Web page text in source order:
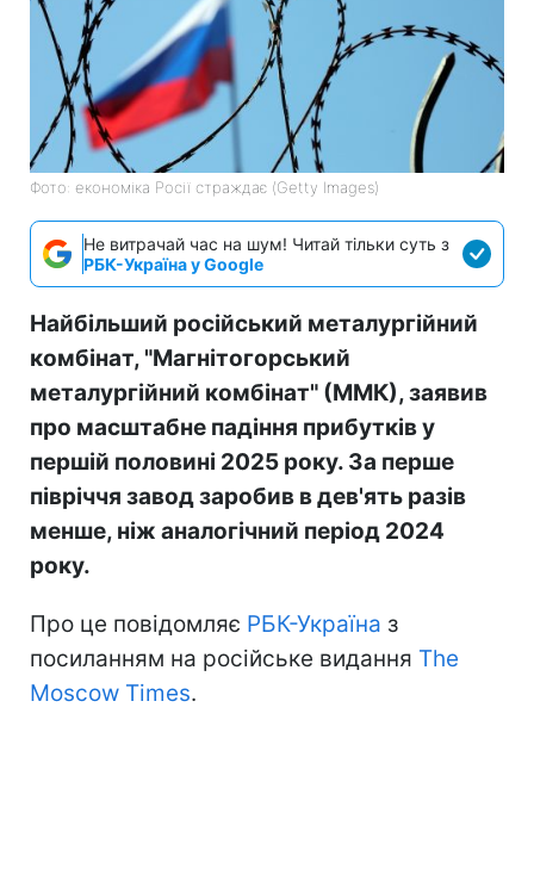
Фото: економіка Росії страждає (Getty Images)
Не витрачай час на шум! Читай тільки суть з
РБК-Україна у Google
Найбільший російський металургійний
комбінат, "Магнітогорський
металургійний комбінат" (ММК), заявив
про масштабне падіння прибутків у
першій половині 2025 року. За перше
півріччя завод заробив в дев'ять разів
менше, ніж аналогічний період 2024
року.
Про це повідомляє РБК-Україна з
посиланням на російське видання The
Moscow Times.